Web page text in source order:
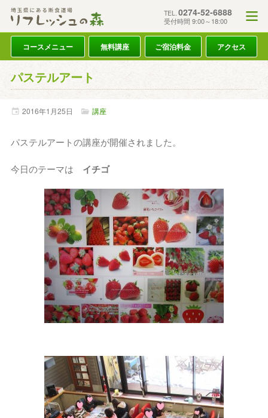
TEL. 0274-52-6888
受付時間 9:00～18:00
コースメニュー 無料講座 ご宿泊料金 アクセス
パステルアート
2016年1月25日 講座
パステルアートの講座が開催されました。
今日のテーマは イチゴ